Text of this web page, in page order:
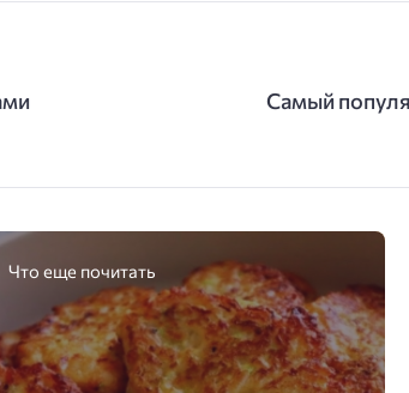
Самый
Что еще почитать